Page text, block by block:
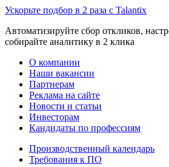
Ускорьте подбор в 2 раза с Talantix
Автоматизируйте сбор откликов,
собирайте аналитику в 2 клика
О компании
Наши вакансии
Партнерам
Реклама на сайте
Новости и статьи
Инвесторам
Кандидаты по профессиям
Производственный календарь
Требования к ПО